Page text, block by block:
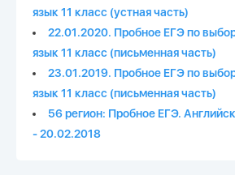
язык 11 класс (устная часть)
22.01.2020. Пробное ЕГЭ по
язык 11 класс (письменная часть)
23.01.2019. Пробное ЕГЭ по
язык 11 класс (письменная часть)
56 регион: Пробное ЕГЭ.
- 20.02.2018